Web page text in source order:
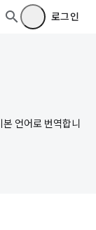
로그인
언어로 번역합니